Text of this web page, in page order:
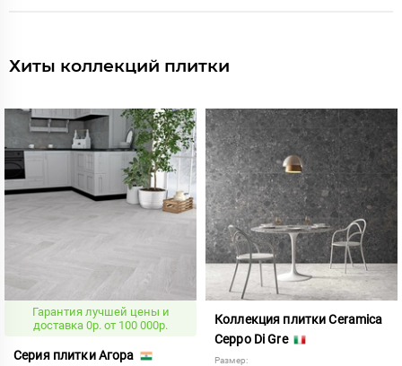
Хиты коллекций плитки
Гарантия лучшей цены и
доставка 0р. от 100 000р.
Серия плитки Агора
Коллекция плитки Ceramica
Ceppo Di Gre
Размер: